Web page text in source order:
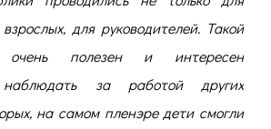
для руководителей. Такой
полезен и интересен
наблюдать за работой других
на самом пленэре дети смогли